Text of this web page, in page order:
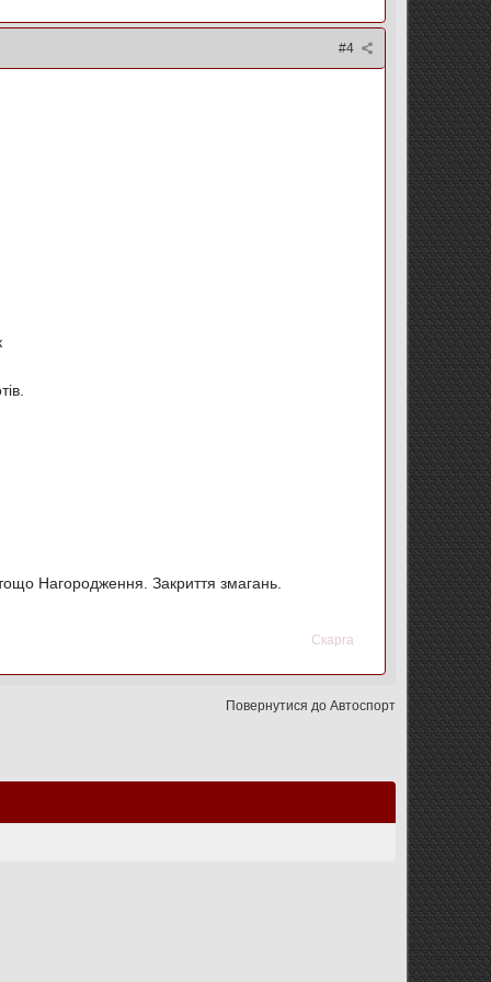
#4
Нагородження. Закриття змагань.
Скарга
Повернутися до Автоспорт